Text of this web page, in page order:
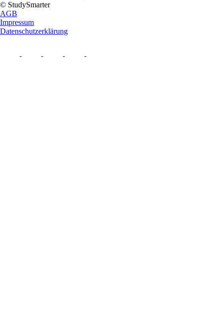
© StudySmarter
AGB
Impressum
Datenschutzerklärung